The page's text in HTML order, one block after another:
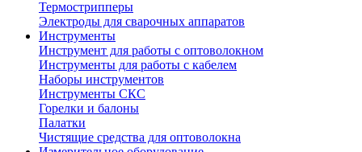
Термострипперы
Электроды для сварочных аппаратов
Инструменты
Инструмент для работы с оптоволокном
Инструменты для работы с кабелем
Наборы инструментов
Инструменты СКС
Горелки и балоны
Палатки
Чистящие средства для оптоволокна